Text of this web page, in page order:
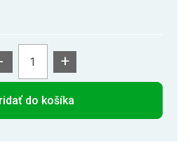
- +
do košíka